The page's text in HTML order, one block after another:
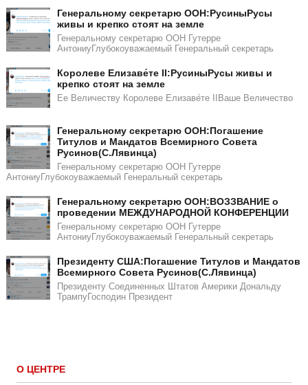
Генеральному секретарю ООН:РусиныРусы
живы и крепко стоят на земле
Генеральному секретарю ООН Гутерре
АнтониуГлубокоуважаемый Генеральный секретарь
Королеве Елизаве́те II:РусиныРусы живы и
крепко стоят на земле
Ее Величеству Королеве Елизаве́те IIВаше Величество
Генеральному секретарю ООН:Погашение
Титулов и Мандатов Всемирного Совета
Русинов(С.Лявинца)​​
Генеральному секретарю ООН Гутерре
АнтониуГлубокоуважаемый Генеральный секретарь
Генеральному секретарю ООН:ВОЗЗВАНИЕ о
проведении МЕЖДУНАРОДНОЙ КОНФЕРЕНЦИИ
Генеральному секретарю ООН Гутерре
АнтониуГлубокоуважаемый Генеральный секретарь
​​Президенту США:Погашение Титулов и Мандатов
Всемирного Совета Русинов(С.Лявинца)​
Президенту Соединенных Штатов Америки Дональду
ТрампуГосподин Пpeзидeнт
О ЦЕНТРЕ